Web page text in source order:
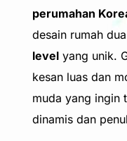
perumahan
desain rumah
level yang unik.
kesan luas dan
muda yang ingin
dinamis dan